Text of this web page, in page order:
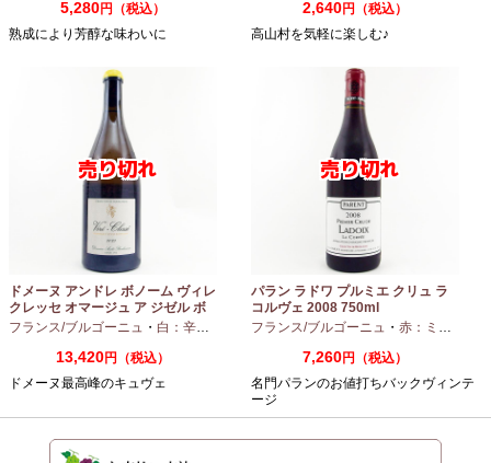
5,280円（税込）
熟成により芳醇な味わいに
2,640円（税込）
高山村を気軽に楽しむ♪
ドメーヌ アンドレ ボノーム ヴィレ
クレッセ オマージュ ア ジゼル ボ
ノーム 2023 750ml
フランス/ブルゴーニュ ・ 白：辛口 シャルドネ
13,420円（税込）
ドメーヌ最高峰のキュヴェ
パラン ラドワ プルミエ クリュ ラ
コルヴェ 2008 750ml
フランス/ブルゴーニュ ・ 赤：ミディアムボディ
7,260円（税込）
名門パランのお値打ちバックヴィンテ
ージ